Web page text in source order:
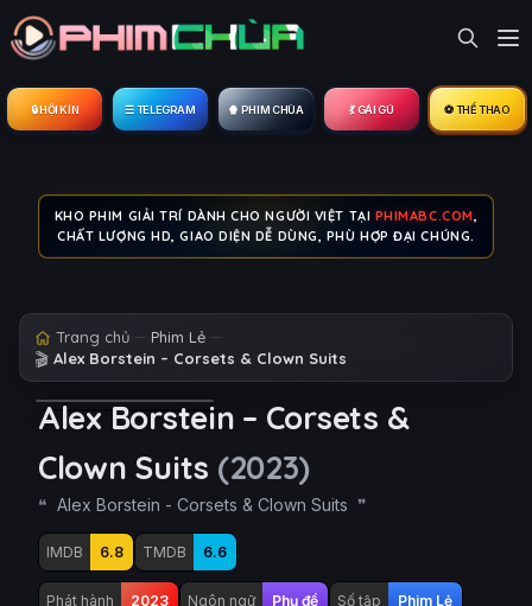
🔒︎ HỘI KÍN ☰ TELEGRAM 🍿 PHIM CHÙA 💃 GÁI GÚ ⚽ THỂ THAO
KHO PHIM GIẢI TRÍ DÀNH CHO NGƯỜI VIỆT TẠI PHIMABC.COM,
CHẤT LƯỢNG HD, GIAO DIỆN DỄ DÙNG, PHÙ HỢP ĐẠI CHÚNG.
Trang chủ Phim Lẻ
🎬 Alex Borstein – Corsets & Clown Suits
Alex Borstein – Corsets &
Clown Suits (2023)
Alex Borstein - Corsets & Clown Suits
IMDB 6.8 TMDB 6.6
Phát hành 2023 Ngôn ngữ Phụ đề Số tập Phim Lẻ